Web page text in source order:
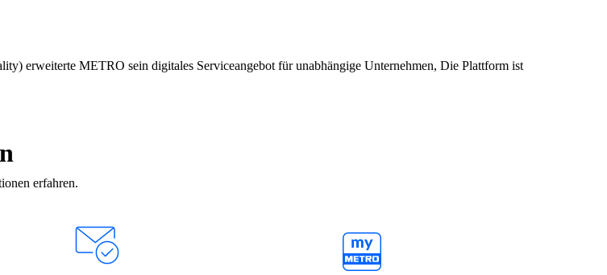
erweiterte METRO sein digitales Serviceangebot für unabhängige Unternehmen, Die Plattform ist
erfahren.